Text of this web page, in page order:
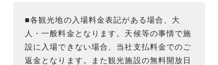
■各観光地の入場料金表記がある場合、大
人・一般料金となります。天候等の事情で施
設に入場できない場合、当社支払料金でのご
返金となります。また観光施設の無料開放日